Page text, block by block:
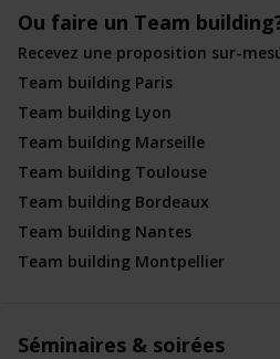
Ou faire un Team
Recevez une proposition sur-
Team building Paris
Team building Lyon
Team building Marseille
Team building Toulouse
Team building Bordeaux
Team building Nantes
Team building Montpellier
Séminaires & soirées